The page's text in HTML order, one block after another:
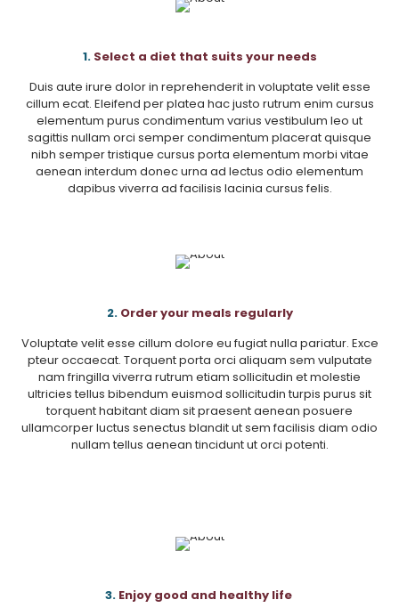
1. Select a diet that suits your needs
Duis aute irure dolor in reprehenderit in voluptate velit esse
cillum ecat. Eleifend per platea hac justo rutrum enim cursus
elementum purus condimentum varius vestibulum leo ut
sagittis nullam orci semper condimentum placerat quisque
nibh semper tristique cursus porta elementum morbi vitae
aenean interdum donec urna ad lectus odio elementum
dapibus viverra ad facilisis lacinia cursus felis.
2. Order your meals regularly
Voluptate velit esse cillum dolore eu fugiat nulla pariatur. Exce
pteur occaecat. Torquent porta orci aliquam sem vulputate
nam fringilla viverra rutrum etiam sollicitudin et molestie
ultricies tellus bibendum euismod sollicitudin turpis purus sit
torquent habitant diam sit praesent aenean posuere
ullamcorper luctus senectus blandit ut sem facilisis diam odio
nullam tellus aenean tincidunt ut orci potenti.
3. Enjoy good and healthy life